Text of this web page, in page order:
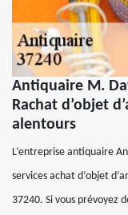
Antiquaire M.
Rachat d’objet
alentours
L’entreprise antiquaire
services achat d’objet
37240. Si vous prévoyez